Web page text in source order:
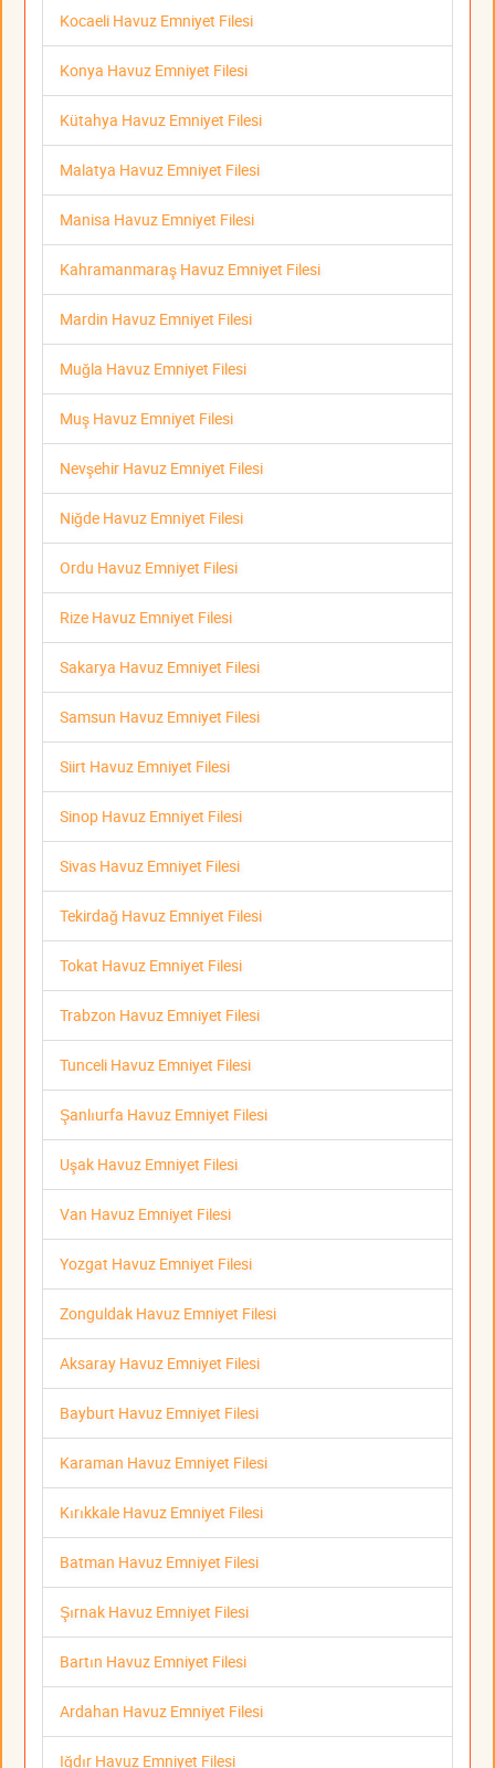
Kocaeli Havuz Emniyet Filesi
Konya Havuz Emniyet Filesi
Kütahya Havuz Emniyet Filesi
Malatya Havuz Emniyet Filesi
Manisa Havuz Emniyet Filesi
Kahramanmaraş Havuz Emniyet Filesi
Mardin Havuz Emniyet Filesi
Muğla Havuz Emniyet Filesi
Muş Havuz Emniyet Filesi
Nevşehir Havuz Emniyet Filesi
Niğde Havuz Emniyet Filesi
Ordu Havuz Emniyet Filesi
Rize Havuz Emniyet Filesi
Sakarya Havuz Emniyet Filesi
Samsun Havuz Emniyet Filesi
Siirt Havuz Emniyet Filesi
Sinop Havuz Emniyet Filesi
Sivas Havuz Emniyet Filesi
Tekirdağ Havuz Emniyet Filesi
Tokat Havuz Emniyet Filesi
Trabzon Havuz Emniyet Filesi
Tunceli Havuz Emniyet Filesi
Şanlıurfa Havuz Emniyet Filesi
Uşak Havuz Emniyet Filesi
Van Havuz Emniyet Filesi
Yozgat Havuz Emniyet Filesi
Zonguldak Havuz Emniyet Filesi
Aksaray Havuz Emniyet Filesi
Bayburt Havuz Emniyet Filesi
Karaman Havuz Emniyet Filesi
Kırıkkale Havuz Emniyet Filesi
Batman Havuz Emniyet Filesi
Şırnak Havuz Emniyet Filesi
Bartın Havuz Emniyet Filesi
Ardahan Havuz Emniyet Filesi
Iğdır Havuz Emniyet Filesi